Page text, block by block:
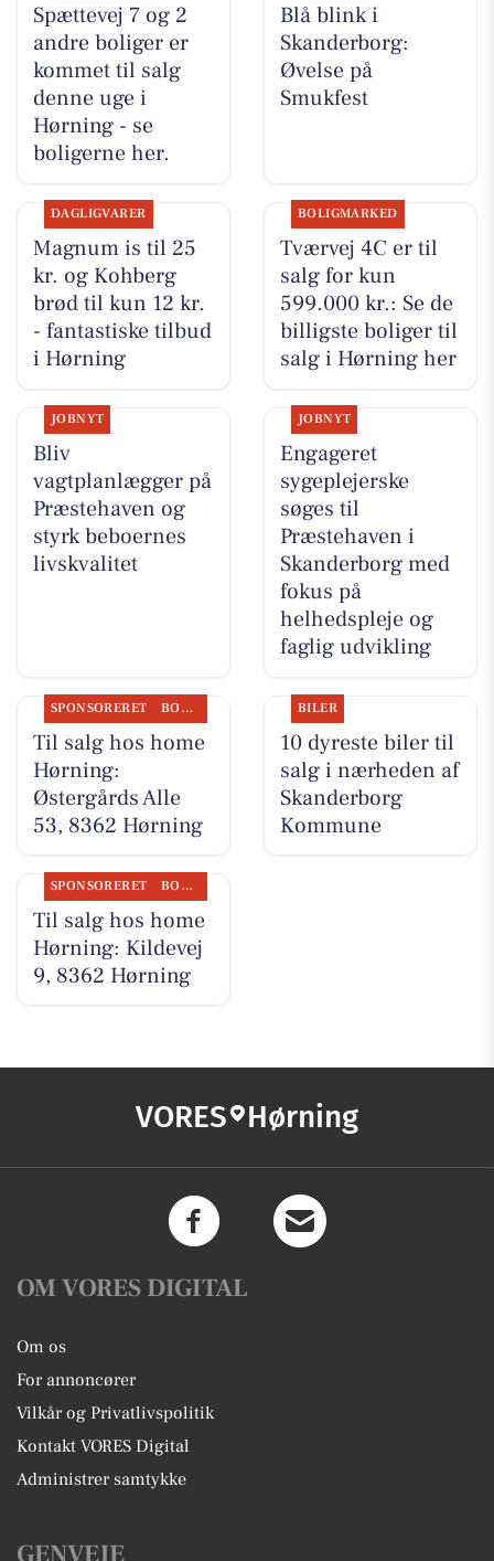
Spættevej 7 og 2
andre boliger er
kommet til salg
denne uge i
Hørning - se
boligerne her.
Blå blink i
Skanderborg:
Øvelse på
Smukfest
DAGLIGVARER
Magnum is til 25
kr. og Kohberg
brød til kun 12 kr.
- fantastiske tilbud
i Hørning
BOLIGMARKED
Tværvej 4C er til
salg for kun
599.000 kr.: Se de
billigste boliger til
salg i Hørning her
JOBNYT
Bliv
vagtplanlægger på
Præstehaven og
styrk beboernes
livskvalitet
JOBNYT
Engageret
sygeplejerske
søges til
Præstehaven i
Skanderborg med
fokus på
helhedspleje og
faglig udvikling
SPONSORERET BOLIGMARKED
Til salg hos home
Hørning:
Østergårds Alle
53, 8362 Hørning
BILER
10 dyreste biler til
salg i nærheden af
Skanderborg
Kommune
SPONSORERET BOLIGMARKED
Til salg hos home
Hørning: Kildevej
9, 8362 Hørning
VORES Hørning
OM VORES DIGITAL
Om os
For annoncører
Vilkår og Privatlivspolitik
Kontakt VORES Digital
Administrer samtykke